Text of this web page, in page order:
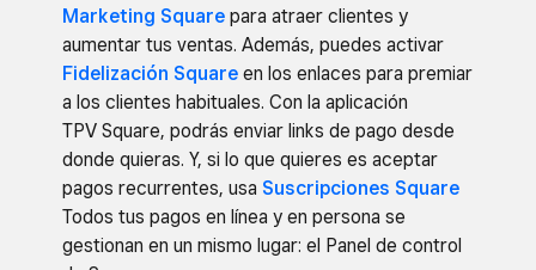
Marketing Square para atraer clientes y
aumentar tus ventas. Además, puedes activar
Fidelización Square en los enlaces para premiar
a los clientes habituales. Con la aplicación
TPV Square, podrás enviar links de pago desde
donde quieras. Y, si lo que quieres es aceptar
pagos recurrentes, usa Suscripciones Square
Todos tus pagos en línea y en persona se
gestionan en un mismo lugar: el Panel de control